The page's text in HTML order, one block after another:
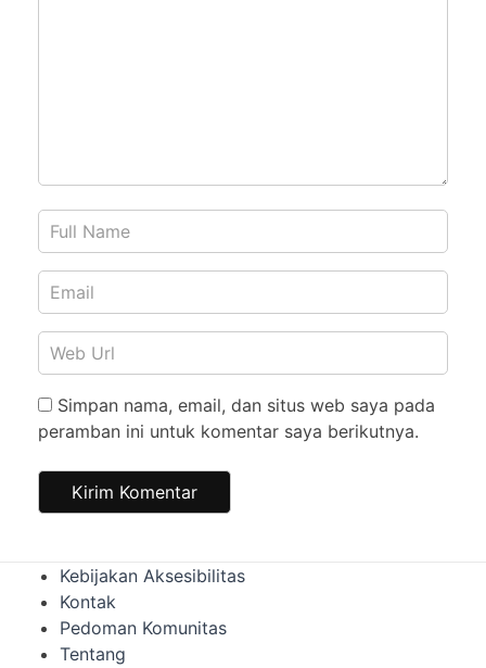
Simpan nama, email, dan situs web saya pada
peramban ini untuk komentar saya berikutnya.
Kebijakan Aksesibilitas
Kontak
Pedoman Komunitas
Tentang